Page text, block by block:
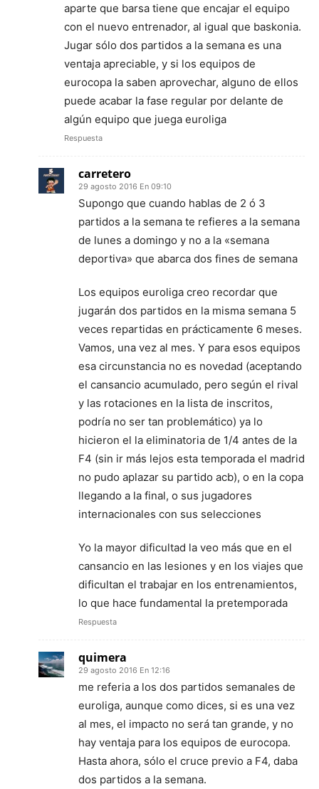
aparte que barsa tiene que encajar el equipo
con el nuevo entrenador, al igual que baskonia.
Jugar sólo dos partidos a la semana es una
ventaja apreciable, y si los equipos de
eurocopa la saben aprovechar, alguno de ellos
puede acabar la fase regular por delante de
algún equipo que juega euroliga
Respuesta
carretero
29 agosto 2016 En 09:10
Supongo que cuando hablas de 2 ó 3
partidos a la semana te refieres a la semana
de lunes a domingo y no a la «semana
deportiva» que abarca dos fines de semana
Los equipos euroliga creo recordar que
jugarán dos partidos en la misma semana 5
veces repartidas en prácticamente 6 meses.
Vamos, una vez al mes. Y para esos equipos
esa circunstancia no es novedad (aceptando
el cansancio acumulado, pero según el rival
y las rotaciones en la lista de inscritos,
podría no ser tan problemático) ya lo
hicieron el la eliminatoria de 1/4 antes de la
F4 (sin ir más lejos esta temporada el madrid
no pudo aplazar su partido acb), o en la copa
llegando a la final, o sus jugadores
internacionales con sus selecciones
Yo la mayor dificultad la veo más que en el
cansancio en las lesiones y en los viajes que
dificultan el trabajar en los entrenamientos,
lo que hace fundamental la pretemporada
Respuesta
quimera
29 agosto 2016 En 12:16
me referia a los dos partidos semanales de
euroliga, aunque como dices, si es una vez
al mes, el impacto no será tan grande, y no
hay ventaja para los equipos de eurocopa.
Hasta ahora, sólo el cruce previo a F4, daba
dos partidos a la semana.